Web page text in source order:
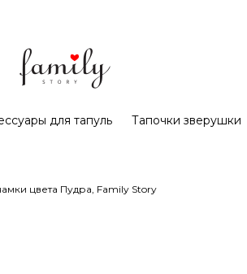
для тапуль Тапочки зверушки
цвета Пудра, Family Story